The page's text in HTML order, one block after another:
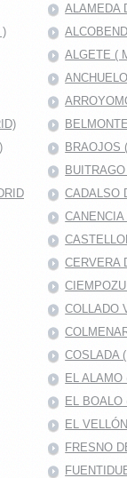
ALAMEDA
)
ALGETE (
BRAOJOS
CADALSO
CERVERA
COLLADO
COSLADA
EL ALAMO
EL BOALO
EL
FRESNO